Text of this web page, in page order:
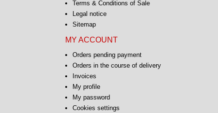
Terms & Conditions of Sale
Legal notice
Sitemap
MY ACCOUNT
Orders pending payment
Orders in the course of delivery
Invoices
My profile
My password
Cookies settings